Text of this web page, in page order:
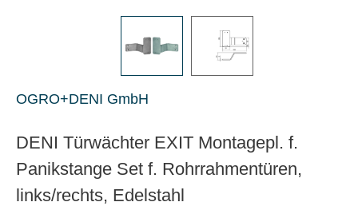
OGRO+DENI GmbH
DENI Türwächter EXIT Montagepl. f.
Panikstange Set f. Rohrrahmentüren,
links/rechts, Edelstahl